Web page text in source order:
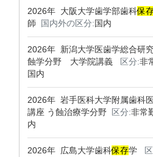
2026年 大阪大学歯学部歯科保
師
国内外の区分:国内
2026年 新潟大学医歯学総合研
蝕学分野 大学院講義
区分:非
国内
2026年 岩手医科大学附属歯科
講座 う蝕治療学分野
区分:非常
内
2026年 広島大学歯科保存学